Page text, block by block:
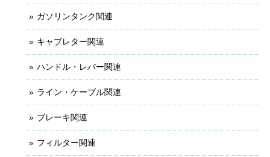
ガソリンタンク関連
キャブレター関連
ハンドル・レバー関連
ライン・ケーブル関連
ブレーキ関連
フィルター関連